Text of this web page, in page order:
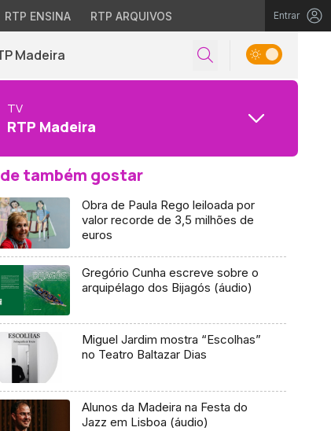
RTP ENSINA RTP ARQUIVOS Entrar
Madeira
TV
RTP Madeira
também gostar
Obra de Paula Rego leiloada por
valor recorde de 3,5 milhões de
euros
Gregório Cunha escreve sobre o
arquipélago dos Bijagós (áudio)
Miguel Jardim mostra “Escolhas”
no Teatro Baltazar Dias
Alunos da Madeira na Festa do
Jazz em Lisboa (áudio)